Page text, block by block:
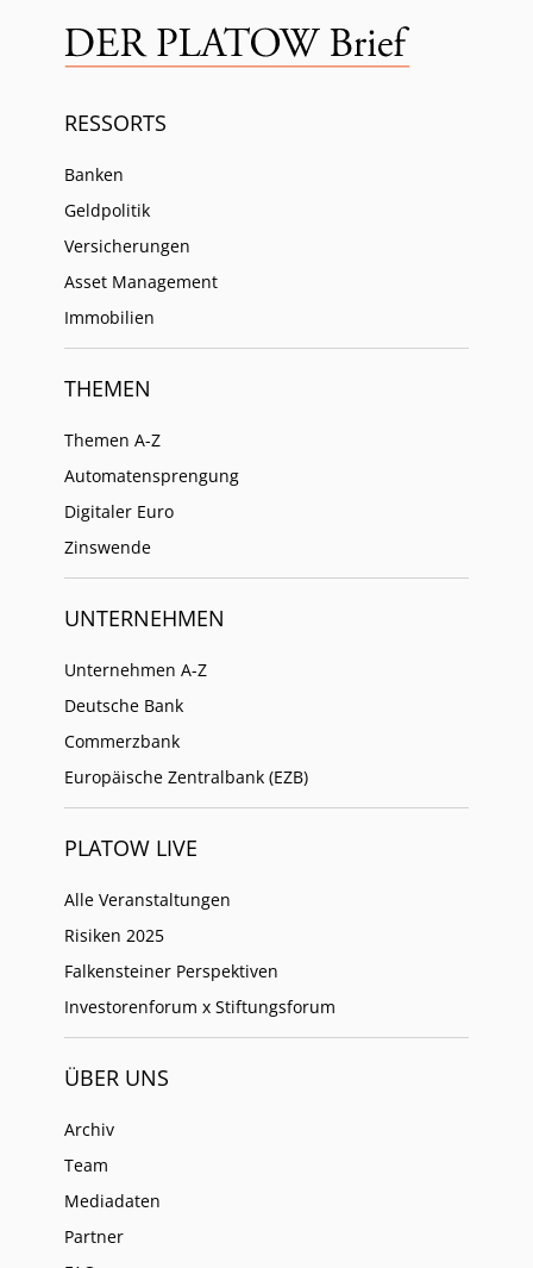
RESSORTS
Banken
Geldpolitik
Versicherungen
Asset Management
Immobilien
THEMEN
Themen A-Z
Automatensprengung
Digitaler Euro
Zinswende
UNTERNEHMEN
Unternehmen A-Z
Deutsche Bank
Commerzbank
Europäische Zentralbank (EZB)
PLATOW LIVE
Alle Veranstaltungen
Risiken 2025
Falkensteiner Perspektiven
Investorenforum x Stiftungsforum
ÜBER UNS
Archiv
Team
Mediadaten
Partner